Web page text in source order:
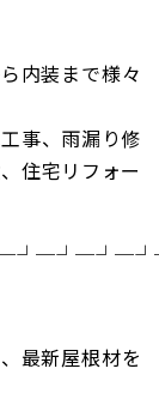
内装まで様々
事、雨漏り修
住宅リフォー
最新屋根材を